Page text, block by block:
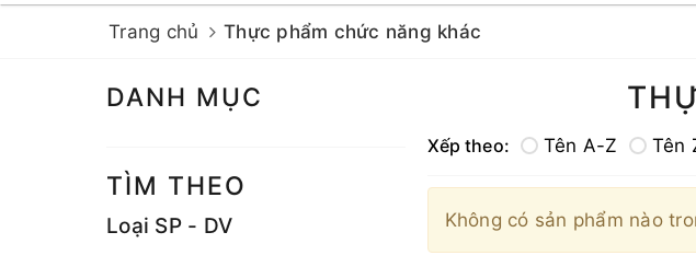
Trang chủ Thực phẩm chức năng khác
Xếp theo: Tên A-Z Tên
Không có sản phẩm nào
DANH MỤC
TÌM THEO
Loại SP - DV